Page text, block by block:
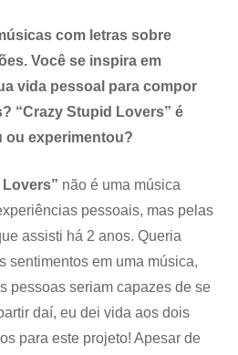
com letras sobre
Você se inspira em
vida pessoal para compor
“Crazy Stupid Lovers” é
ou experimentou?
não é uma música
pessoais, mas pelas
assisti há 2 anos. Queria
sentimentos em uma música,
pessoas seriam capazes de se
daí, eu dei vida aos dois
para este projeto! Apesar de